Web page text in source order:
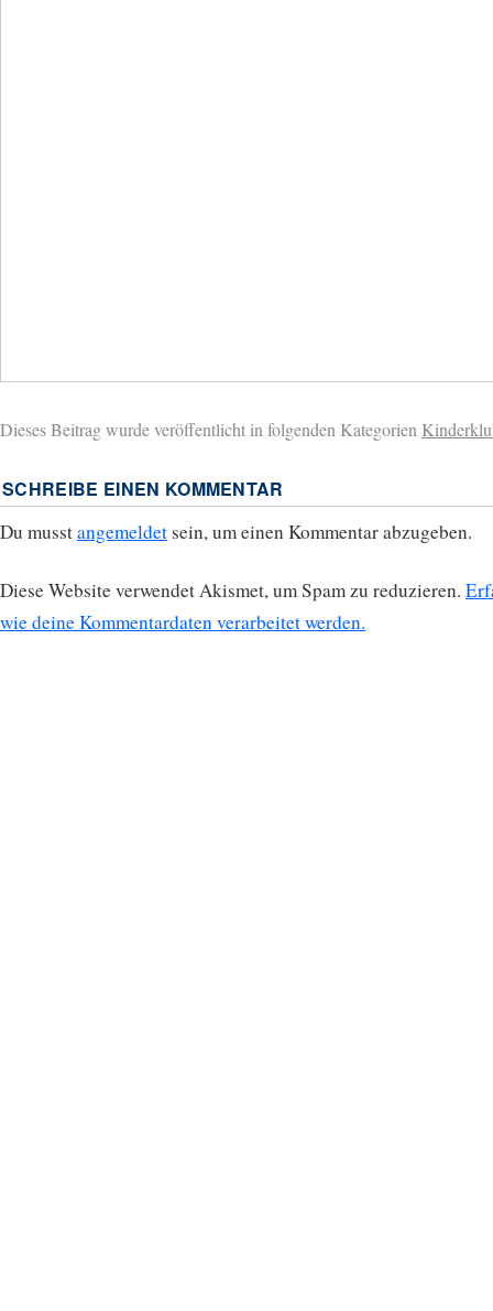
Dieses Beitrag wurde veröffentlicht in folgenden Kategorien
SCHREIBE EINEN KOMMENTAR
Du musstangemeldet sein, um einen Kommentar abzugeben.
Diese Website verwendet Akismet, um Spam zu reduzieren.
wie deine Kommentardaten verarbeitet werden.